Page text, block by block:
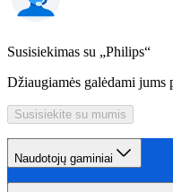
Susisiekimas su „Philips“
Džiaugiamės galėdami jums
Susisiekite su mumis
Naudotojų gaminiai